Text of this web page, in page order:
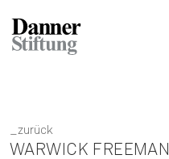
zurück
WARWICK FREEMAN